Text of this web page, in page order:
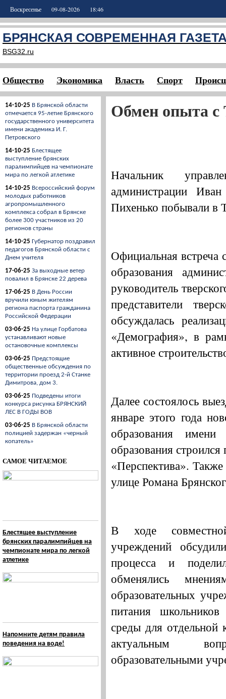
Воскресенье 09-08-2026 18:46
БРЯНСКАЯ СОВРЕМЕННАЯ
BSG32.ru
Общество Экономика Власть Спорт
14-10-25 В Брянской области
отмечается 95-летие Брянского
государственного университета
имени академика И. Г.
Петровского
14-10-25 Блестящее
выступление брянских
паралимпийцев на чемпионате
мира по легкой атлетике
14-10-25 Всероссийский форум
молодых работников
агропромышленного
комплекса собрал в Брянске
более 300 участников из 20
регионов страны
14-10-25 Губернатор поздравил
педагогов Брянской области с
Днем учителя
17-06-25 За выходные ветер
повалил в Брянске 22 дерева
17-06-25 В День России
вручили юным жителям
региона паспорта гражданина
Российской Федерации
03-06-25 На улице Горбатова
устанавливают новые
остановочные комплексы
03-06-25 Предстоящие
общественные обсуждения по
территории проезд 2-й Станке
Димитрова, дом 3.
03-06-25 Подведены итоги
конкурса рисунка БРЯНСКИЙ
ЛЕС В ГОДЫ ВОВ
03-06-25 В Брянской области
полицией задержан «черный
копатель»
САМОЕ ЧИТАЕМОЕ
Блестящее выступление
брянских паралимпийцев на
чемпионате мира по легкой
атлетике
Напомните детям правила
поведения на воде!
Обмен опыта с
Начальник
администрации
Пихенько побывали в
Официальная
образования
руководитель
представители
обсуждалась
«Демография», в
активное
Далее состоялось
январе этого года
образования
образования
«Перспектива».
улице Романа
В ходе
учреждений
процесса и
обменялись
образовательных
питания
среды для отдельной
актуальным
образовательными